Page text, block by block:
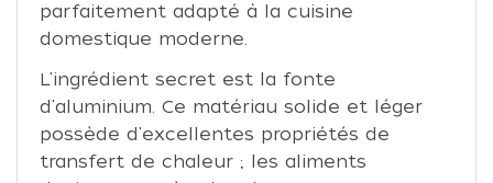
parfaitement adapté à la cuisine
domestique moderne.
L'ingrédient secret est la fonte
d'aluminium. Ce matériau solide et léger
possède d'excellentes propriétés de
transfert de chaleur ; les aliments